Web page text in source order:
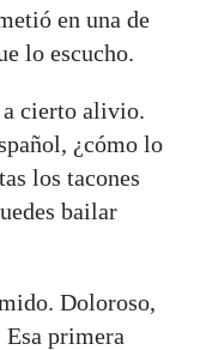
en una de
lo escucho.
a cierto alivio.
¿cómo lo
los tacones
bailar
Doloroso,
primera